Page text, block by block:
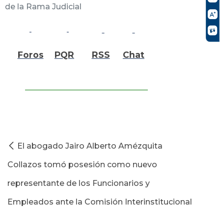
de la Rama Judicial
Foros PQR RSS Chat
El abogado Jairo Alberto Amézquita
Collazos tomó posesión como nuevo
representante de los Funcionarios y
Empleados ante la Comisión Interinstitucional